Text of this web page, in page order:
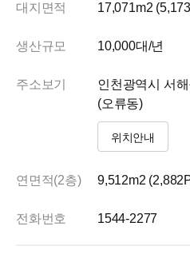
대지면적 17,071m2
생산규모 10,000대/년
주소보기
인천광역시 서
(오류동)
위치안내
연면적(2층) 9,512m2
전화번호 1544-2277